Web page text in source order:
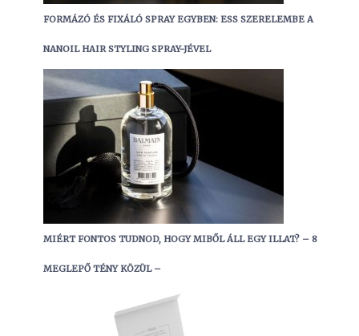
FORMÁZÓ ÉS FIXÁLÓ SPRAY EGYBEN: ESS SZERELEMBE A
NANOIL HAIR STYLING SPRAY-JÉVEL
MIÉRT FONTOS TUDNOD, HOGY MIBŐL ÁLL EGY ILLAT? – 8
MEGLEPŐ TÉNY KÖZÜL –